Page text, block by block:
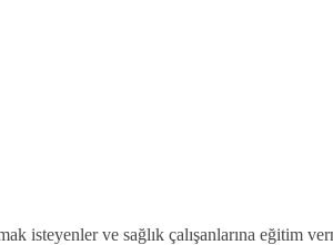
isteyenler ve sağlık çalışanlarına eğitim